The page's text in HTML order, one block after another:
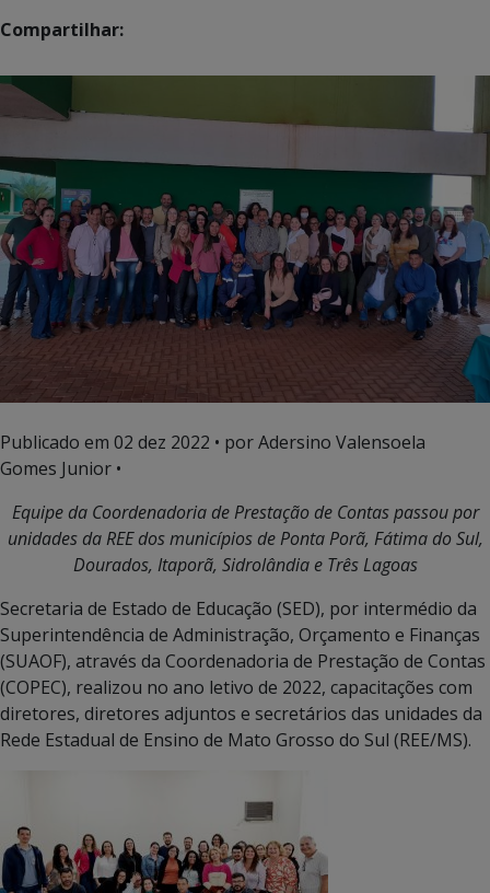
Compartilhar:
Publicado em 02 dez 2022 • por Adersino Valensoela
Gomes Junior •
Equipe da Coordenadoria de Prestação de Contas passou por
unidades da REE dos municípios de Ponta Porã, Fátima do Sul,
Dourados, Itaporã, Sidrolândia e Três Lagoas
Secretaria de Estado de Educação (SED), por intermédio da
Superintendência de Administração, Orçamento e Finanças
(SUAOF), através da Coordenadoria de Prestação de Contas
(COPEC), realizou no ano letivo de 2022, capacitações com
diretores, diretores adjuntos e secretários das unidades da
Rede Estadual de Ensino de Mato Grosso do Sul (REE/MS).